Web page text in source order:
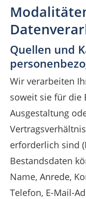
Quellen und
Wir verarbeiten
soweit sie für die
Ausgestaltung
erforderlich sind
Bestandsdaten
Name, Anrede,
Telefon, E-Mail-